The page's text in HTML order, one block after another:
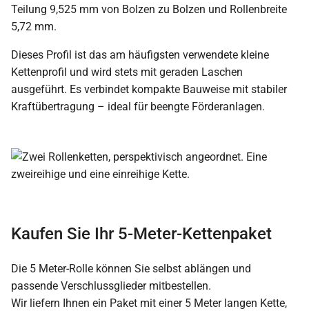
Teilung 9,525 mm von Bolzen zu Bolzen und Rollenbreite
5,72 mm.
Dieses Profil ist das am häufigsten verwendete kleine
Kettenprofil und wird stets mit geraden Laschen
ausgeführt. Es verbindet kompakte Bauweise mit stabiler
Kraftübertragung – ideal für beengte Förderanlagen.
Kaufen Sie Ihr 5-Meter-Kettenpaket
Die 5 Meter-Rolle können Sie selbst ablängen und
passende Verschlussglieder mitbestellen.
Wir liefern Ihnen ein Paket mit einer 5 Meter langen Kette,